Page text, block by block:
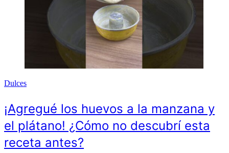
Dulces
¡Agregué los huevos a la manzana y
el plátano! ¿Cómo no descubrí esta
receta antes?